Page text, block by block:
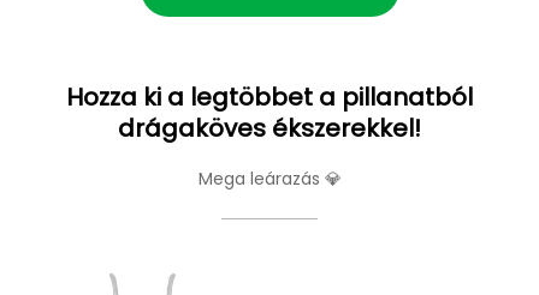
Hozza ki a legtöbbet a pillanatból
drágaköves ékszerekkel!
Mega leárazás 💎